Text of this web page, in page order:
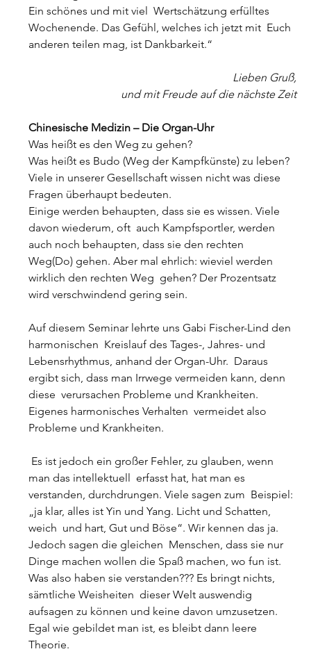
Ein schönes und mit viel  Wertschätzung erfülltes
Wochenende. Das Gefühl, welches ich jetzt mit  Euch
anderen teilen mag, ist Dankbarkeit.“
Lieben Gruß,
und mit Freude auf die nächste Zeit
Chinesische Medizin – Die Organ-Uhr
Was heißt es den Weg zu gehen?
Was heißt es Budo (Weg der Kampfkünste) zu leben?
Viele in unserer Gesellschaft wissen nicht was diese
Fragen überhaupt bedeuten.
Einige werden behaupten, dass sie es wissen. Viele
davon wiederum, oft  auch Kampfsportler, werden
auch noch behaupten, dass sie den rechten
Weg(Do) gehen. Aber mal ehrlich: wieviel werden
wirklich den rechten Weg  gehen? Der Prozentsatz
wird verschwindend gering sein.
Auf diesem Seminar lehrte uns Gabi Fischer-Lind den
harmonischen  Kreislauf des Tages-, Jahres- und
Lebensrhythmus, anhand der Organ-Uhr.  Daraus
ergibt sich, dass man Irrwege vermeiden kann, denn
diese  verursachen Probleme und Krankheiten.
Eigenes harmonisches Verhalten  vermeidet also
Probleme und Krankheiten.
man das intellektuell  erfasst hat, hat man es
verstanden, durchdrungen. Viele sagen zum  Beispiel:
„ja klar, alles ist Yin und Yang. Licht und Schatten,
weich  und hart, Gut und Böse“. Wir kennen das ja.
Jedoch sagen die gleichen  Menschen, dass sie nur
Dinge machen wollen die Spaß machen, wo fun ist.
Was also haben sie verstanden??? Es bringt nichts,
sämtliche Weisheiten  dieser Welt auswendig
aufsagen zu können und keine davon umzusetzen.
Egal wie gebildet man ist, es bleibt dann leere
Theorie.